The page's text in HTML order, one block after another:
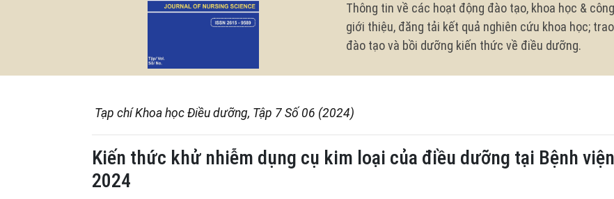
Thông tin về các hoạt động đào tạo, khoa học &
giới thiệu, đăng tải kết quả nghiên cứu khoa học;
đào tạo và bồi dưỡng kiến thức về điều dưỡng.
Tạp chí Khoa học Điều dưỡng, Tập 7 Số 06 (2024)
Kiến thức khử nhiễm dụng cụ kim loại của điều dưỡng tại Bệnh
2024